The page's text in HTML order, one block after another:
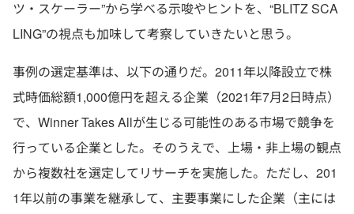
ツ・スケーラー”から学べる示唆やヒントを、“BLITZ SCA
LING”の視点も加味して考察していきたいと思う。
事例の選定基準は、以下の通りだ。2011年以降設立で株
式時価総額1,000億円を超える企業（2021年7月2日時点）
で、Winner Takes Allが生じる可能性のある市場で競争を
行っている企業とした。そのうえで、上場・非上場の観点
から複数社を選定してリサーチを実施した。ただし、201
1年以前の事業を継承して、主要事業にした企業（主には